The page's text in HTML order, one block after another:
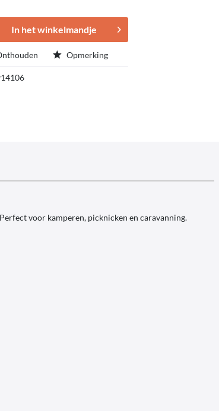
In het winkelmandje
Opmerking
voor kamperen, picknicken en caravanning.